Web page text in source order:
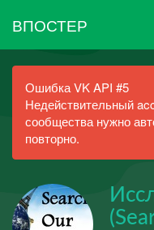
ВПОСТЕР
Ошибка VK API #5
Недействительный
сообщества нужно
повторно.